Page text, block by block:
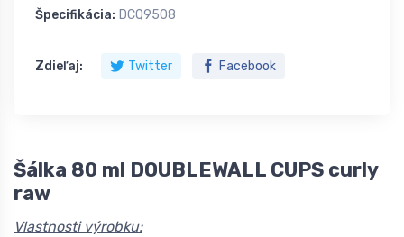
Špecifikácia: DCQ9508
Zdieľaj: Twitter Facebook
Šálka 80 ml DOUBLEWALL CUPS curly
raw
Vlastnosti výrobku: